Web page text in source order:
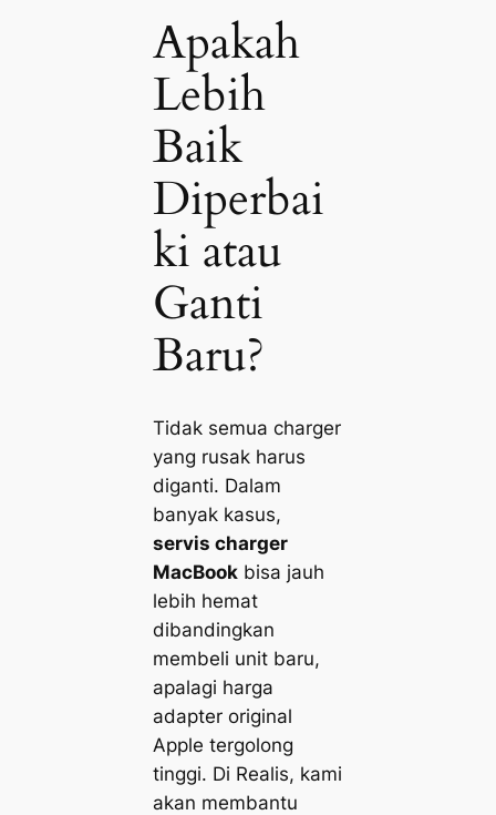
Apakah
Lebih
Baik
Diperbai
ki atau
Ganti
Baru?
Tidak semua charger
yang rusak harus
diganti. Dalam
banyak kasus,
servis charger
MacBookbisa jauh
lebih hemat
dibandingkan
membeli unit baru,
apalagi harga
adapter original
Apple tergolong
tinggi. Di Realis, kami
akan membantu